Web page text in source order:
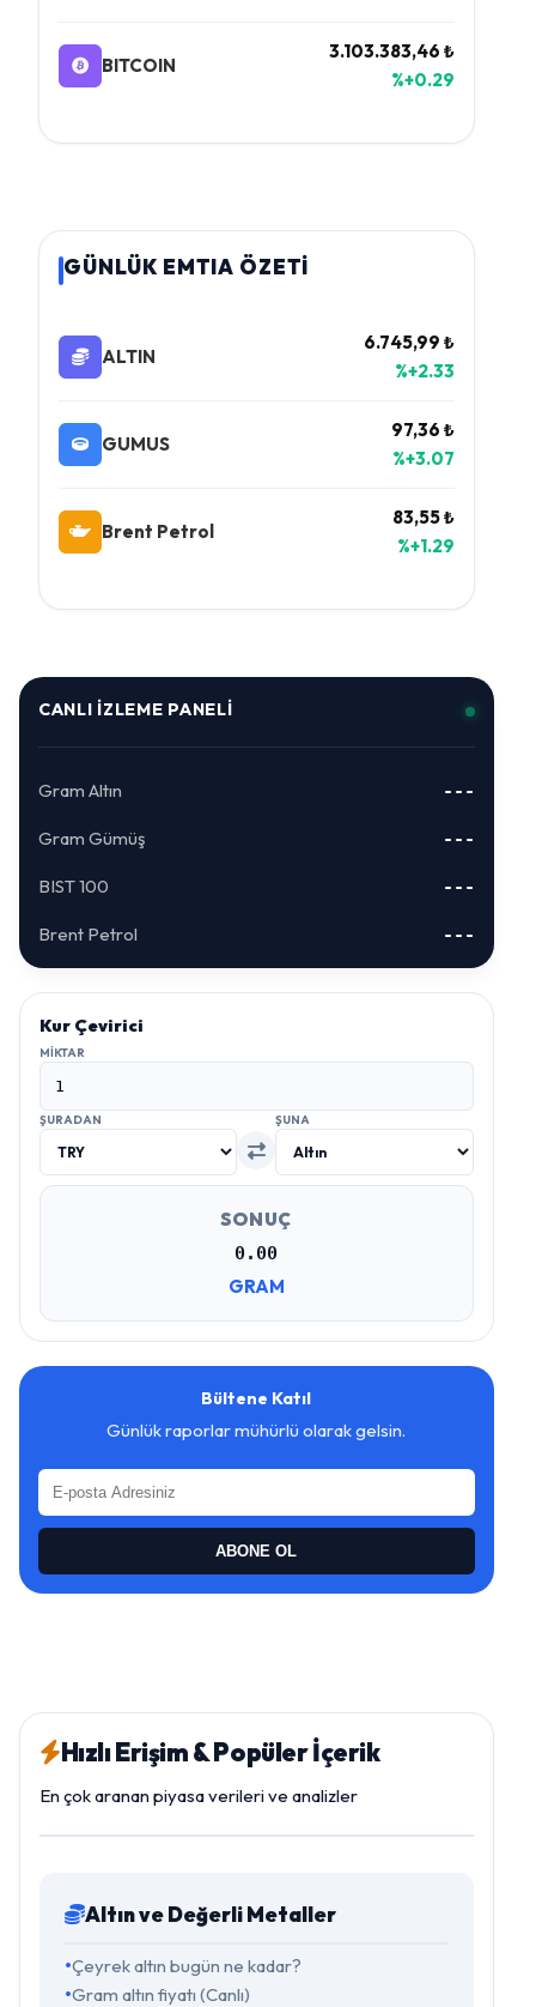
BITCOIN
3.103.383,46 ₺
%+0.29
GÜNLÜK EMTIA ÖZETİ
ALTIN
6.745,99 ₺
%+2.33
GUMUS
97,36 ₺
%+3.07
Brent Petrol
83,55 ₺
%+1.29
CANLI İZLEME PANELI
Gram Altın ---
Gram Gümüş ---
BIST 100 ---
Brent Petrol ---
Kur Çevirici
MIKTAR
ŞURADAN ŞUNA
SONUÇ
0.00
GRAM
Bültene Katıl
Günlük raporlar mühürlü olarak gelsin.
ABONE OL
Hızlı Erişim & Popüler İçerik
En çok aranan piyasa verileri ve analizler
Altın ve Değerli Metaller
Çeyrek altın bugün ne kadar?
Gram altın fiyatı (Canlı)